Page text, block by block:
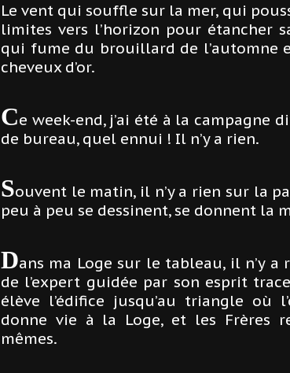
Le vent qui souffle sur la mer, qui
limites vers l’horizon pour étancher
qui fume du brouillard de l’automne
cheveux d’or.
Ce week-end, j’ai été à la campagne
de bureau, quel ennui ! Il n’y a rien.
Souvent le matin, il n’y a rien sur la
peu à peu se dessinent, se donnent la
Dans ma Loge sur le tableau, il n’y
de l’expert guidée par son esprit
élève l’édifice jusqu’au triangle où
donne vie à la Loge, et les Frères
mêmes.